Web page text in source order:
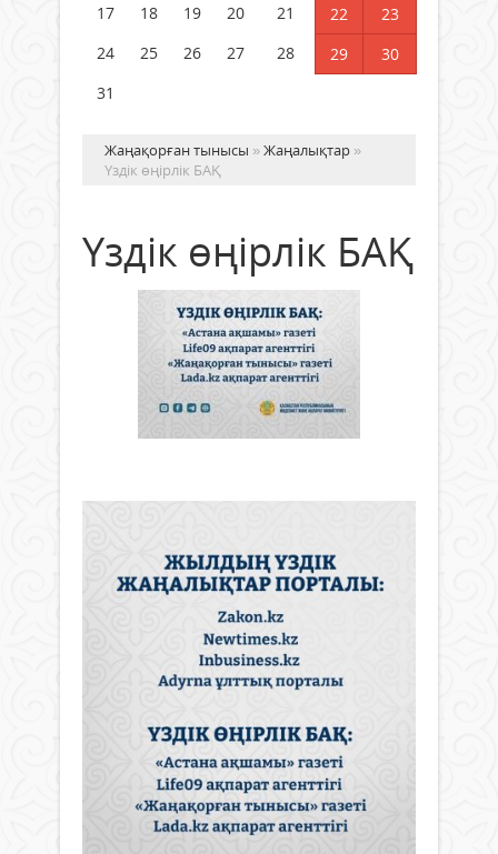
17
18 19 20 21 22
23
24
25 26 27 28 29
30
31
Жаңақорған тынысы »Жаңалықтар »
Үздік өңірлік БАҚ
Үздік өңірлік БАҚ